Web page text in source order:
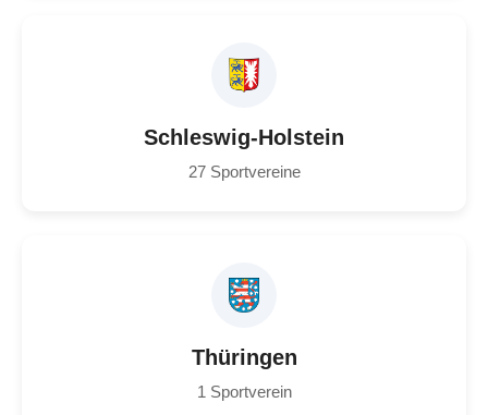
Schleswig-Holstein
27 Sportvereine
Thüringen
1 Sportverein